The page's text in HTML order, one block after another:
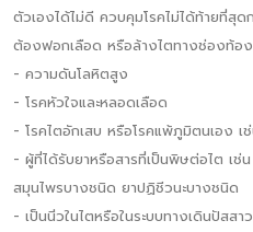
ตัวเองได้ไม่ดี ควบคุมโรคไม่ได้ท้ายที่สุด
ต้องฟอกเลือด หรือล้างไตทางช่องท้อง
- ความดันโลหิตสูง
- โรคหัวใจและหลอดเลือด
- โรคไตอักเสบ หรือโรคแพ้ภูมิตนเอง เ
- ผู้ที่ได้รับยาหรือสารที่เป็นพิษต่อไต เช่
สมุนไพรบางชนิด ยาปฏิชีวนะบางชนิด
- เป็นนิ่วในไตหรือในระบบทางเดินปัสสาว